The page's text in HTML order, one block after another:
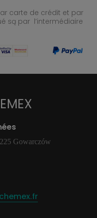
carte de crédit et par
są par l’intermédiaire
Gowarczów